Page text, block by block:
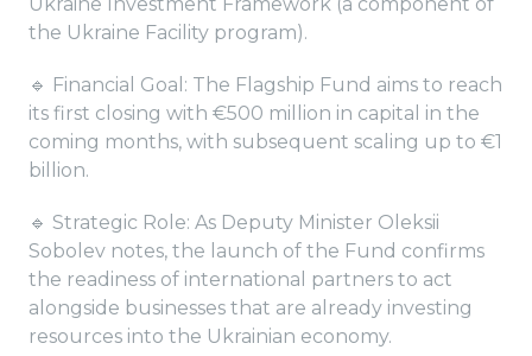
the Ukraine Facility program).
🔹 Financial Goal: The Flagship Fund aims to reach
its first closing with €500 million in capital in the
coming months, with subsequent scaling up to €1
billion.
🔹 Strategic Role: As Deputy Minister Oleksii
Sobolev notes, the launch of the Fund confirms
the readiness of international partners to act
alongside businesses that are already investing
resources into the Ukrainian economy.